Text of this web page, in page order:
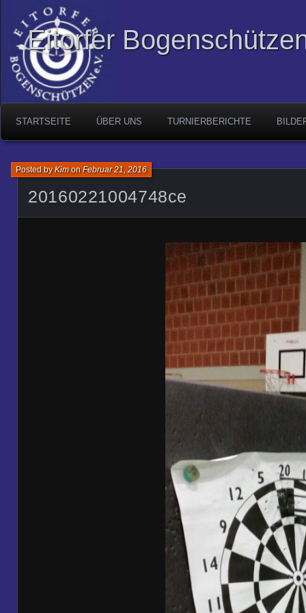
Eitorfer
STARTSEITE ÜBER UNS TURNIERBERICHTE
20160221004748ce
Posted byKimonFebruar 21, 2016